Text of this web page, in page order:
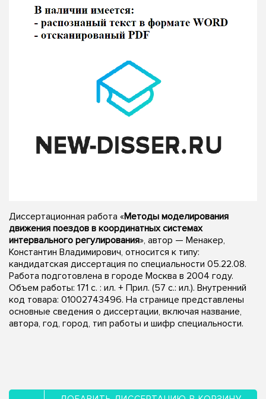
Диссертационная работа «Методы моделирования
движения поездов в координатных системах
интервального регулирования», автор — Менакер,
Константин Владимирович, относится к типу:
кандидатская диссертация по специальности 05.22.08.
Работа подготовлена в городе Москва в 2004 году.
Объем работы: 171 с. : ил. + Прил. (57 с.: ил.). Внутренний
код товара: 01002743496. На странице представлены
основные сведения о диссертации, включая название,
автора, год, город, тип работы и шифр специальности.